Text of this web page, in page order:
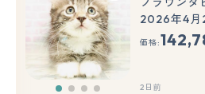
2026年4月
価格:
2日前